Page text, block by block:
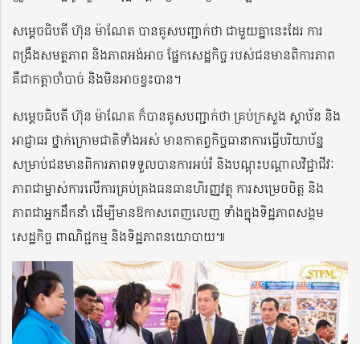
សម្តេចធិបតី ហ៊ុន ម៉ាណែត បានគូសបញ្ជាក់ថា ជាមួយគ្នានេះដែរ ការ
ពង្រឹងសមត្ថភាព និងភាពអង់អាច ផ្នែកសេដ្ឋកិច្ច របស់ជនមានពិការភាព
គឺជាកត្តាចាំបាច់ និងមិនអាចខ្វះបាន។
សម្តេចធិបតី ហ៊ុន ម៉ាណែត ក៏បានគូសបញ្ជាក់ថា គ្រប់ក្រសួង ស្ថាប័ន និង
អាជ្ញាធរ ថ្នាក់ក្រោមជាតិទាំងអស់ មានកាតព្វកិច្ចធានាការធ្វើបរិយាប័ន្ន
សម្រាប់ជនមានពិការភាពទទួលបានការអប់រំ និងបណ្តុះបណ្តាលវិជ្ជាជីវៈ
ភាពជាម្ចាស់ការលើការគ្រប់គ្រងធនធានហិរញ្ញវត្ថុ ការសម្រេចចិត្ត និង
ភាពជាអ្នកដឹកនាំ ដើម្បីមានឱកាសពេញលេញ ទាំងក្នុងទិដ្ឋភាពសង្គម
សេដ្ឋកិច្ច ពាណិជ្ជកម្ម និងទិដ្ឋភាពនយោបាយ៕